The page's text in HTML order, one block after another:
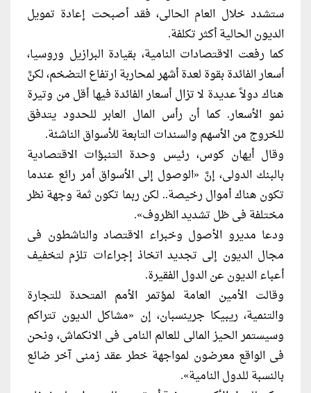
ستشدد خلال العام الحالى، فقد أصبحت إعادة تمويل
الديون الحالية أكثر تكلفة.
كما رفعت الاقتصادات النامية، بقيادة البرازيل وروسيا،
أسعار الفائدة بقوة لعدة أشهر لمحاربة ارتفاع التضخم، لكنَّ
هناك دولاً عديدة لا تزال أسعار الفائدة فيها أقل من وتيرة
نمو الأسعار. كما أن رأس المال العابر للحدود يتدفق
للخروج من الأسهم والسندات التابعة للأسواق الناشئة.
وقال أيهان كوس، رئيس وحدة التنبؤات الاقتصادية
بالبنك الدولى، إنَّ «الوصول إلى الأسواق أمر رائع عندما
تكون هناك أموال رخيصة.. لكن ربما تكون ثمة وجهة نظر
مختلفة فى ظل تشديد الظروف».
ودعا مديرو الأصول وخبراء الاقتصاد والناشطون فى
مجال الديون إلى تجديد اتخاذ إجراءات تلزم لتخفيف
أعباء الديون عن الدول الفقيرة.
وقالت الأمين العامة لمؤتمر الأمم المتحدة للتجارة
والتنمية، ريبيكا جرينسبان، إن «مشاكل الديون تتراكم
وسيستمر الحيز المالى للعالم النامى فى الانكماش، ونحن
فى الواقع معرضون لمواجهة خطر عقد زمنى آخر ضائع
بالنسبة للدول النامية».